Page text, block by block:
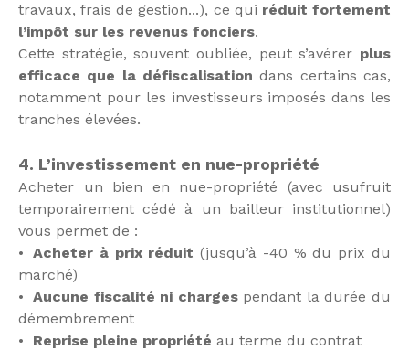
travaux, frais de gestion...), ce qui réduit fortement
l’impôt sur les revenus fonciers.
Cette stratégie, souvent oubliée, peut s’avérer plus
efficace que la défiscalisation dans certains cas,
notamment pour les investisseurs imposés dans les
tranches élevées.
4. L’investissement en nue-propriété
Acheter un bien en nue-propriété (avec usufruit
temporairement cédé à un bailleur institutionnel)
vous permet de :
Acheter à prix réduit (jusqu’à -40 % du prix du
marché)
Aucune fiscalité ni chargespendant la durée du
démembrement
Reprise pleine propriété au terme du contrat